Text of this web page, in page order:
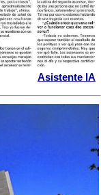
Asistente IA